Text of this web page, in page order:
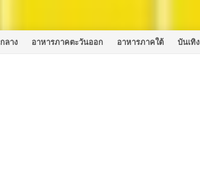
ลาง อาหารภาคตะวันออก อาหารภาคใต้ บันเทิง